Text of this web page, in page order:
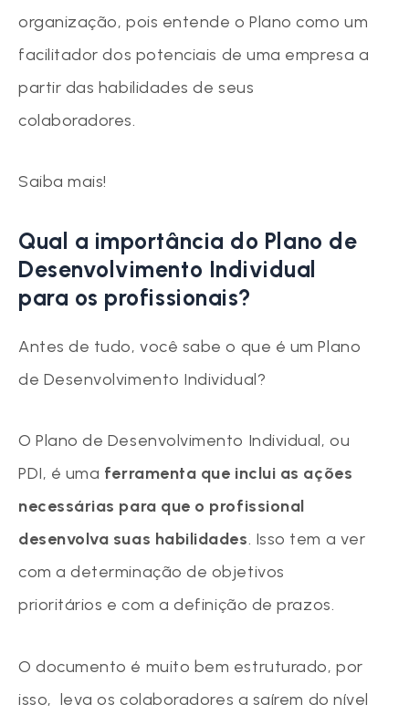
organização, pois entende o Plano como um
facilitador dos potenciais de uma empresa a
partir das habilidades de seus
colaboradores.
Saiba mais!
Qual a importância do Plano de
Desenvolvimento Individual
para os profissionais?
Antes de tudo, você sabe o que é um Plano
de Desenvolvimento Individual?
O Plano de Desenvolvimento Individual, ou
PDI, é uma ferramenta que inclui as ações
necessárias para que o profissional
desenvolva suas habilidades. Isso tem a ver
com a determinação de objetivos
prioritários e com a definição de prazos.
O documento é muito bem estruturado, por
isso, leva os colaboradores a saírem do nível